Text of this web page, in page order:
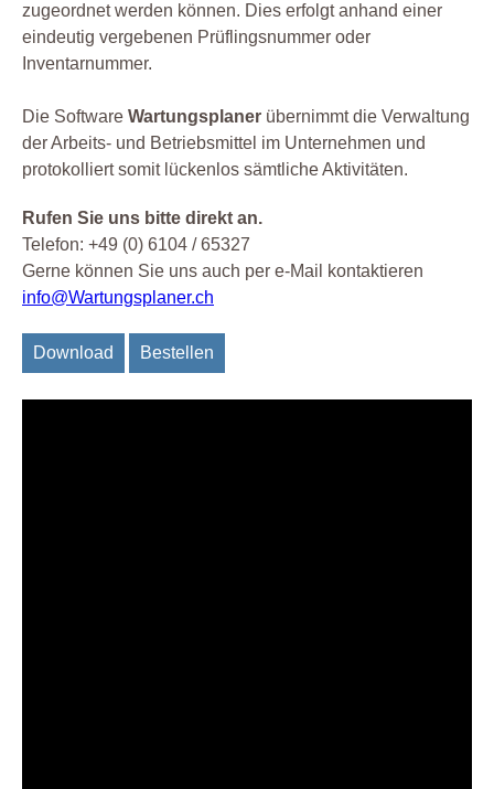
zugeordnet werden können. Dies erfolgt anhand einer
eindeutig vergebenen Prüflingsnummer oder
Inventarnummer.
Die Software Wartungsplaner übernimmt die Verwaltung
der Arbeits- und Betriebsmittel im Unternehmen und
protokolliert somit lückenlos sämtliche Aktivitäten.
Rufen Sie uns bitte direkt an.
Telefon: +49 (0) 6104 / 65327
Gerne können Sie uns auch per e-Mail kontaktieren
info@Wartungsplaner.ch
Download Bestellen